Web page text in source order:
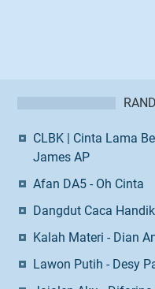
CLBK | Cinta Lama
James AP
Afan DA5 - Oh Cinta
Dangdut Caca
Kalah Materi - Dian
Lawon Putih - Desy